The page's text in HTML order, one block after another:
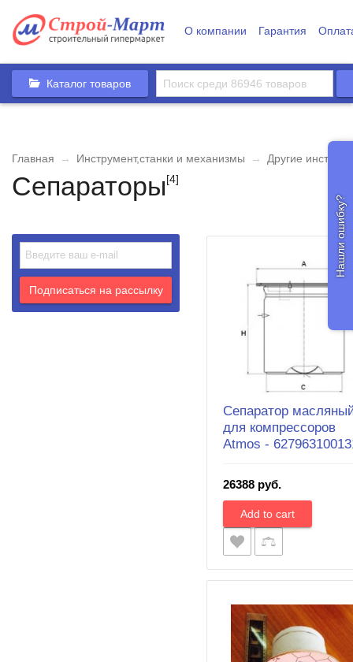
О компании Гарантия
Каталог товаров
Главная → Инструмент,станки и механизмы → Другие
Сепараторы[4]
Сепаратор
для компрессоров
Atmos -
26388 руб.
Нашли ошибку?